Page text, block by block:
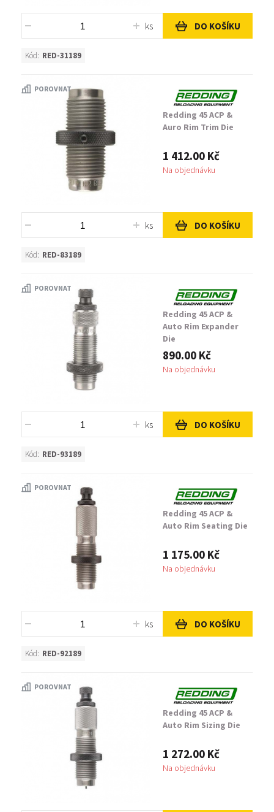
ks DO KOŠÍKU
Kód: RED-31189
POROVNAT
Redding 45 ACP &
Auro Rim Trim Die
1 412.00 Kč
Na objednávku
ks DO KOŠÍKU
Kód: RED-83189
POROVNAT
Redding 45 ACP &
Auto Rim Expander
Die
890.00 Kč
Na objednávku
ks DO KOŠÍKU
Kód: RED-93189
POROVNAT
Redding 45 ACP &
Auto Rim Seating Die
1 175.00 Kč
Na objednávku
ks DO KOŠÍKU
Kód: RED-92189
POROVNAT
Redding 45 ACP &
Auto Rim Sizing Die
1 272.00 Kč
Na objednávku